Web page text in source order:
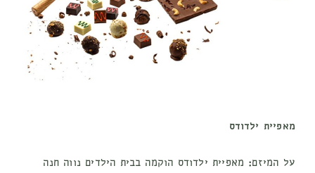
מאפיית ילדודס
על המיזם: מאפיית ילדודס הוקמה בבית הילדים נווה חנה